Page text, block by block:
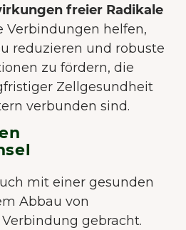
freier Radikale
Verbindungen helfen,
reduzieren und robuste
zu fördern, die
Zellgesundheit
verbunden sind.
mit einer gesunden
Abbau von
gebracht.